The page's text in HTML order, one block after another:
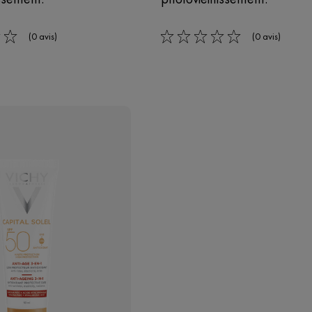
(0 avis) 0/5 (0 avis)